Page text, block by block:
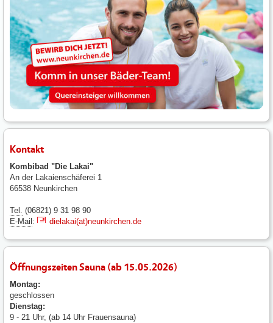
Kontakt
Kombibad "Die Lakai"
An der Lakaienschäferei 1
66538 Neunkirchen
Tel. (06821) 9 31 98 90
E-Mail : dielakai(at)neunkirchen.de
Öffnungszeiten Sauna (ab 15.05.2026)
Montag:
geschlossen
Dienstag:
9 - 21 Uhr, (ab 14 Uhr Frauensauna)